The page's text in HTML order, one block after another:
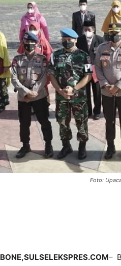
Foto:
BONE,SULSELEKSPRES.COM–